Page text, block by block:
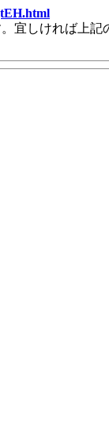
宜しければ上